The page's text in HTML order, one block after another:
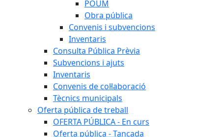
POUM
Obra pública
Convenis i subvencions
Inventaris
Consulta Pública Prèvia
Subvencions i ajuts
Inventaris
Convenis de col·laboració
Tècnics municipals
Oferta pública de treball
OFERTA PÚBLICA - En curs
Oferta pública - Tancada